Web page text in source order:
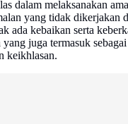
dalam melaksanakan
yang tidak dikerjakan
ada kebaikan serta
juga termasuk
keikhlasan.